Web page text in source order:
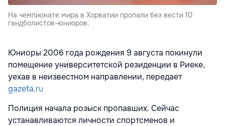
На чемпионате мира в Хорватии пропали без вести 10
гандболистов-юниоров.
Юниоры 2006 года рождения 9 августа покинули
помещение университетской резиденции в Риеке,
уехав в неизвестном направлении, передает
gazeta.ru
Полиция начала розыск пропавших. Сейчас
устанавливаются личности спортсменов и